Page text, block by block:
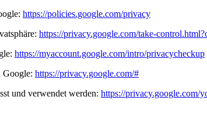
https://policies.google.com/privacy
https://privacy.google.com/take-
https://myaccount.google.com/intro/privacycheckup
Google: https://privacy.google.com/#
und verwendet werden: https://privacy.google.com/